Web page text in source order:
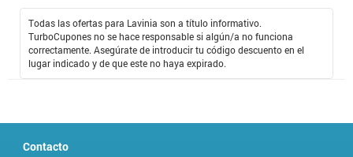
Todas las ofertas para Lavinia son a título informativo.
TurboCupones no se hace responsable si algún/a no funciona
correctamente. Asegúrate de introducir tu código descuento en el
lugar indicado y de que este no haya expirado.
Contacto